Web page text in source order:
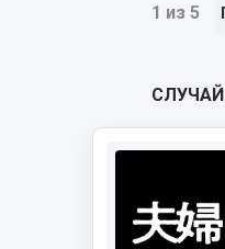
1 из 5